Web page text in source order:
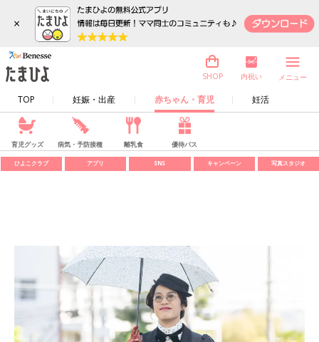
×
TOP 妊娠・出産 赤ちゃん・育児 妊活
SHOP 内祝い メニュー
育児グッズ 病気・予防接種 離乳食 優待パス
ひよこクラブ アプリ SNS キャンペーン 写真スタジオ